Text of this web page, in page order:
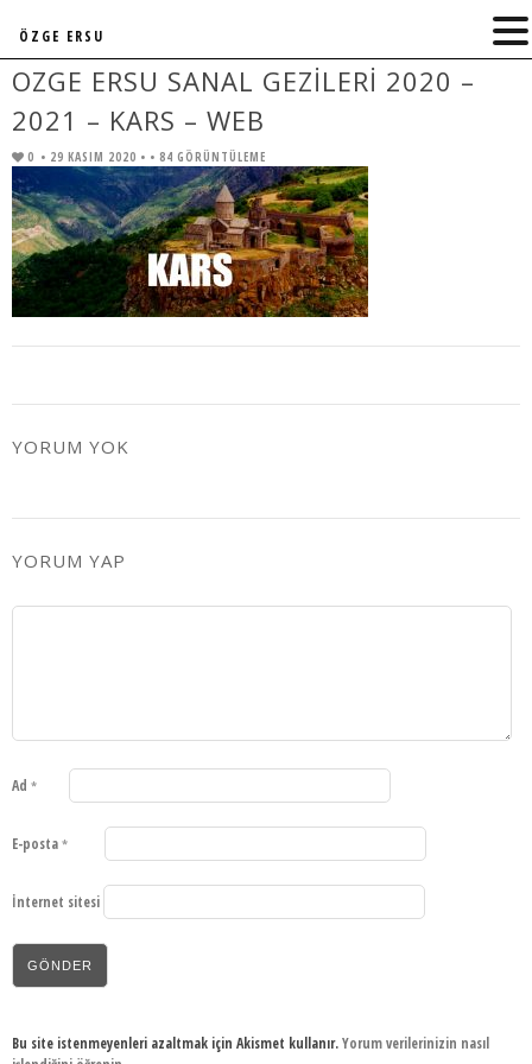
OZGE ERSU SANAL GEZILERI 2020 –
2021 – KARS – WEB
0 • 29 KASIM 2020 • • 84 GÖRÜNTÜLEME
YORUM YOK
YORUM YAP
Ad *
E-posta *
İnternet sitesi
Bu site istenmeyenleri azaltmak için Akismet kullanır.Yorum verilerinizin nasıl
ÖZGE ERSU